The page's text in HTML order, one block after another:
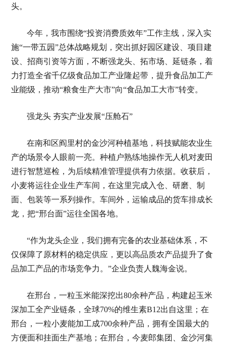
头。
今年，我市围绕“投资消费质效年”工作主线，深入实
施“一带五园”总体战略规划，突出抓好园区建设、项目建
设、招商引资等方面，不断强龙头、拓市场、延链条，着
力打造全省千亿级食品加工产业隆起带，提升食品加工产
业能级，推动“粮食生产大市”向“食品加工大市”转变。
强龙头 夯实产业发展“压舱石”
在南和区阎里村的金沙河种植基地，科技赋能农业生
产的场景令人眼前一亮。种植户熟练地操作无人机对麦田
进行智慧巡检，为后续精准管理提供有力依据。收获后，
小麦将运往企业生产车间，在这里完成入仓、研磨、制
面、包装等一系列操作。车间外，运输成品的货车排成长
龙，把“邢台面”运往全国各地。
“作为龙头企业，我们拥有完备的农业基础体系，不
仅保障了原材料的稳定供应，更以高品质农产品提升了食
品加工产品的市场竞争力。”企业负责人魏海金说。
在邢台，一粒玉米能深挖出80余种产品，构建起玉米
深加工全产业链条，全球70%的维生素B12出自这里；在
邢台，一粒小麦能加工成700余种产品，拥有全国最大的
方便面和挂面生产基地；在邢台，今麦郎集团、金沙河集